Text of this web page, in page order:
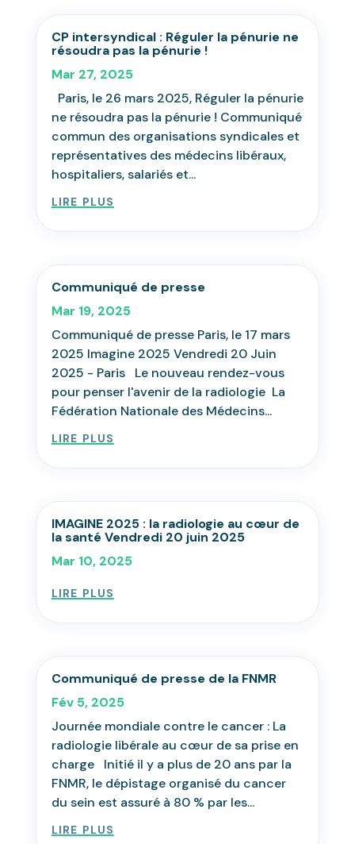
CP intersyndical : Réguler la pénurie ne
résoudra pas la pénurie !
Mar 27, 2025
Paris, le 26 mars 2025, Réguler la pénurie
ne résoudra pas la pénurie ! Communiqué
commun des organisations syndicales et
représentatives des médecins libéraux,
hospitaliers, salariés et...
lire plus
Communiqué de presse
Mar 19, 2025
Communiqué de presse Paris, le 17 mars
2025 Imagine 2025 Vendredi 20 Juin
2025 - Paris Le nouveau rendez-vous
pour penser l'avenir de la radiologie La
Fédération Nationale des Médecins...
lire plus
IMAGINE 2025 : la radiologie au cœur de
la santé Vendredi 20 juin 2025
Mar 10, 2025
lire plus
Communiqué de presse de la FNMR
Fév 5, 2025
Journée mondiale contre le cancer : La
radiologie libérale au cœur de sa prise en
charge Initié il y a plus de 20 ans par la
FNMR, le dépistage organisé du cancer
du sein est assuré à 80 % par les...
lire plus